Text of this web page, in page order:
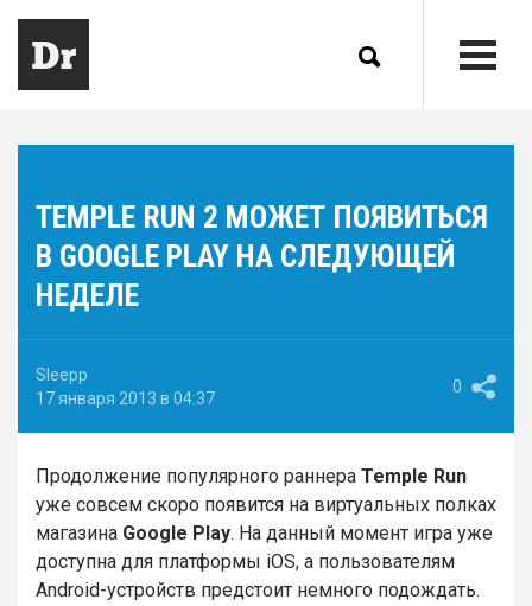
TEMPLE RUN 2 МОЖЕТ ПОЯВИТЬСЯ
В GOOGLE PLAY НА СЛЕДУЮЩЕЙ
НЕДЕЛЕ
Sleepp
17 января 2013 в 04:37
0
Продолжение популярного раннера Temple Run
уже совсем скоро появится на виртуальных полках
магазина Google Play. На данный момент игра уже
доступна для платформы iOS, а пользователям
Android-устройств предстоит немного подождать.